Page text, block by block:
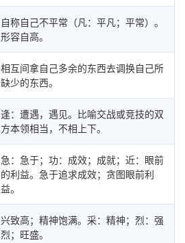
自称自己不平常（凡：平凡；平常）。
形容自高。
相互间拿自己多余的东西去调换自己所
缺少的东西。
逢：遭遇，遇见。比喻交战或竞技的双
方本领相当，不相上下。
急：急于；功：成效；成就；近：眼前
的利益。急于追求成效；贪图眼前利
益。
兴致高；精神饱满。采：精神；烈：强
烈；旺盛。